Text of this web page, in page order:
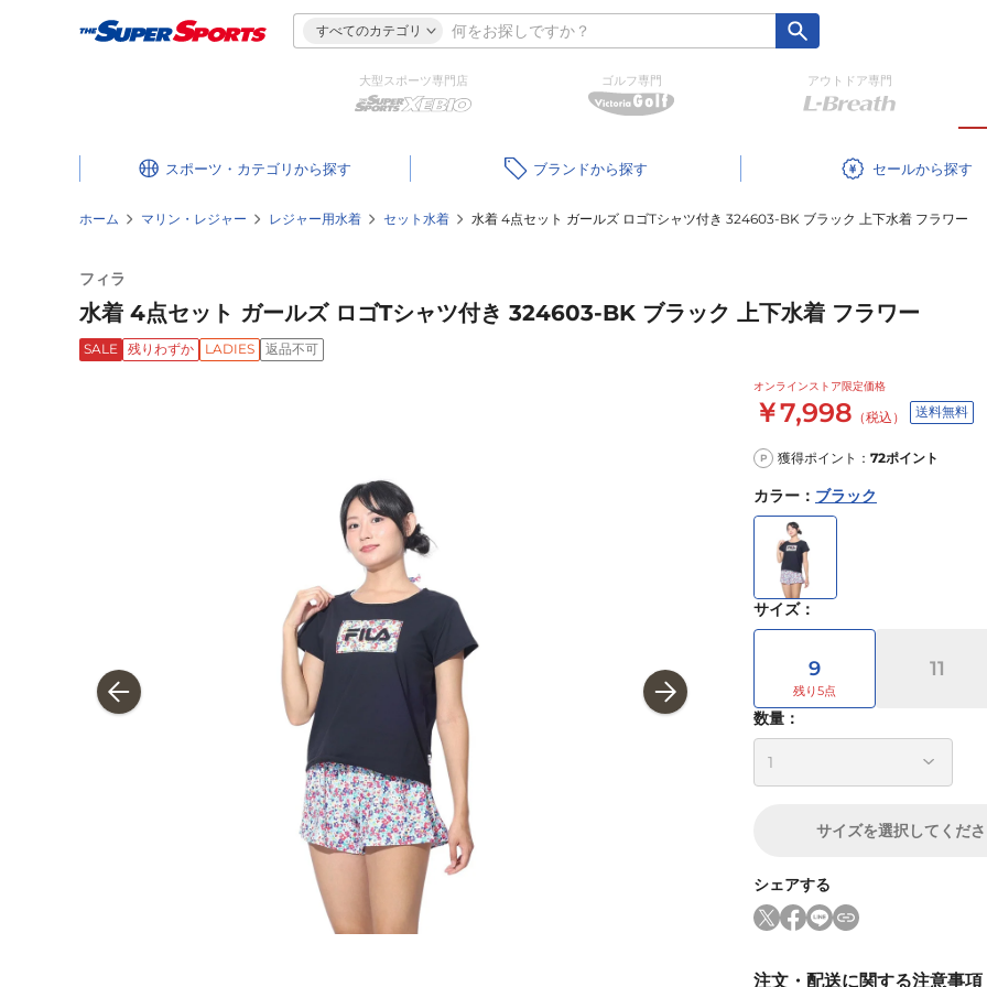
すべてのカテゴリ
大型スポーツ専門店 ゴルフ専門 アウトドア専門
スポーツ・カテゴリ ブランド セール
ホーム マリン・レジャー レジャー用水着 セット水着 水着 4点セット ガールズ ロゴTシャツ付き 324603-BK ブラック 上下水着 フラワー
フィラ
水着 4点セット ガールズ ロゴTシャツ付き 324603-BK ブラック 上下水着 フラワー
SALE 残りわずか LADIES 返品不可
オンラインストア限定価格
￥7,998 （税込） 送料無料
P 獲得ポイント： 72ポイント
カラー ： ブラック
サイズ：
9 11
数量：
サイズを選択してくだ
シェアする
注文・配送に関する注意事項